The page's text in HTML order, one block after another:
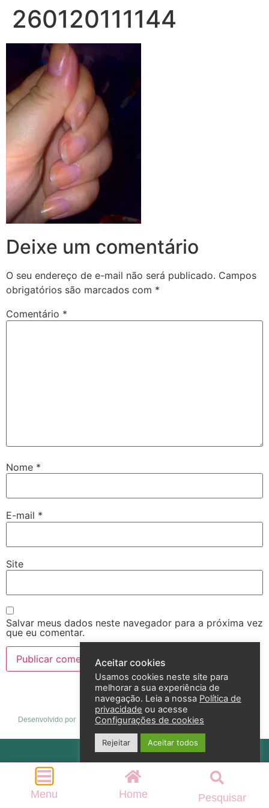
260120111144
Deixe um comentário
O seu endereço de e-mail não será publicado. Campos
obrigatórios são marcados com *
Comentário *
Nome *
E-mail *
Site
Salvar meus dados neste navegador para a próxima vez
que eu comentar.
Desenvolvido por
Política de privacidade
2026 – Andreza Goulart – Todos os direitos reservados
Aceitar cookies
Usamos cookies neste site para
melhorar a sua experiência de
navegação. Leia a nossa Política de
privacidade ou acesse
Configurações de cookies
Rejeitar Aceitar todos
Menu Home Pesquisar